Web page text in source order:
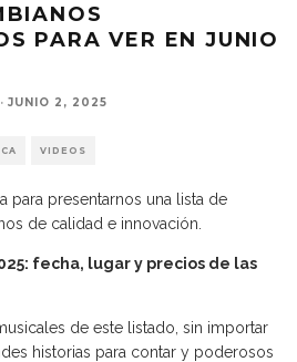
PARA VER EN JUNIO
· JUNIO 2, 2025
VIDEOS
para presentarnos una lista de
de calidad e innovación.
fecha, lugar y precios de las
de este listado, sin importar
historias para contar y poderosos